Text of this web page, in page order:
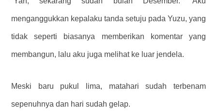
menganggukkan kepalaku tanda setuju pada Yuzu, yang
tidak seperti biasanya memberikan komentar yang
membangun, lalu aku juga melihat ke luar jendela.
Meski baru pukul lima, matahari sudah terbenam
sepenuhnya dan hari sudah gelap.